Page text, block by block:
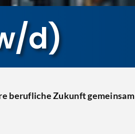
d)
berufliche Zukunft gemeinsam